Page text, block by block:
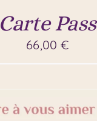
Carte Pass
66,00 €